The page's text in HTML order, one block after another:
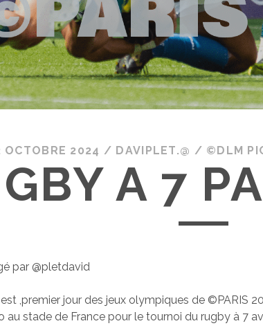
OCTOBRE 2024 / DAVIPLET.@ / ©DLM
A 7
par @pletdavid
,premier jour des jeux olympiques de ©PARIS
au stade de France pour le tournoi du rugby à 7